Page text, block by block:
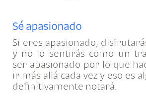
Sé apasionado
Si eres apasionado,
y no lo sentirás como un
ser apasionado por lo que
ir más allá cada vez y eso es
definitivamente notará.